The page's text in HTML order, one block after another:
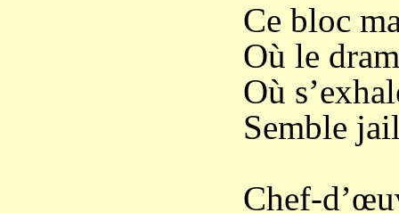
Ce bloc
Où le
Où
Semble
Chef-